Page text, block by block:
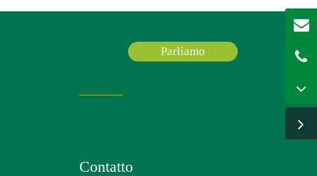
Parliamo
Contatto